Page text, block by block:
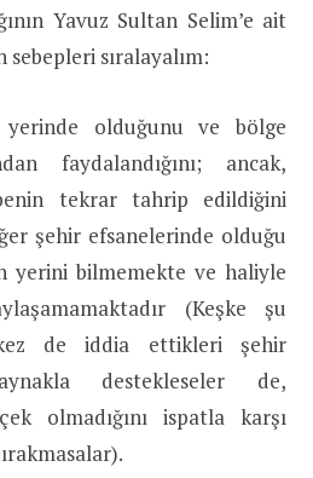
Yavuz Sultan Selim’e ait
sebepleri sıralayalım:
yerinde olduğunu ve bölge
faydalandığını; ancak,
tekrar tahrip edildiğini
şehir efsanelerinde olduğu
yerini bilmemekte ve haliyle
(Keşke şu
de iddia ettikleri şehir
destekleseler de,
olmadığını ispatla karşı